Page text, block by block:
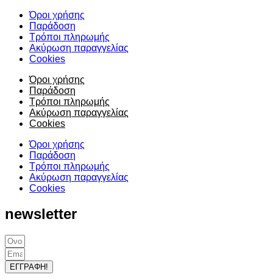
Όροι χρήσης
Παράδοση
Τρόποι πληρωμής
Ακύρωση παραγγελίας
Cookies
Όροι χρήσης
Παράδοση
Τρόποι πληρωμής
Ακύρωση παραγγελίας
Cookies
Όροι χρήσης
Παράδοση
Τρόποι πληρωμής
Ακύρωση παραγγελίας
Cookies
newsletter
ΕΓΓΡΑΦΗ!